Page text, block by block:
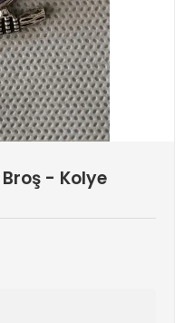
- Kolye